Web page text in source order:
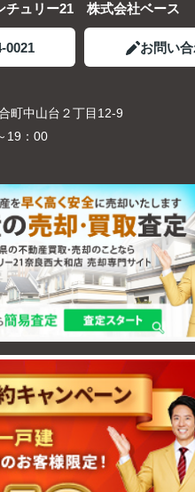
チュリー21 株式会社ベース
0021 お問い
町中山台２丁目12-9
19：00